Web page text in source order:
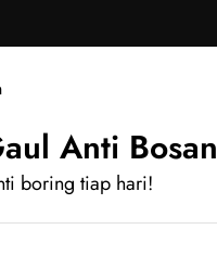
Anti Bosan
boring tiap hari!